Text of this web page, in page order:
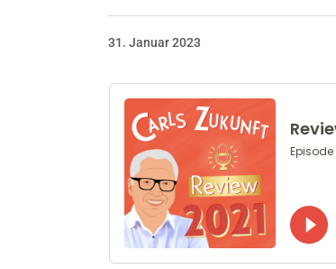
31. Januar 2023